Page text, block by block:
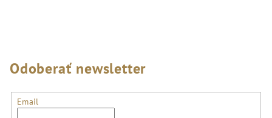
Odoberať newsletter
Email